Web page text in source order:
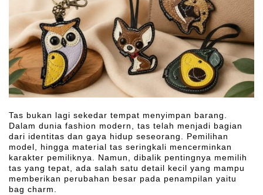
Tas bukan lagi sekedar tempat menyimpan barang.
Dalam dunia fashion modern, tas telah menjadi bagian
dari identitas dan gaya hidup seseorang. Pemilihan
model, hingga material tas seringkali mencerminkan
karakter pemiliknya. Namun, dibalik pentingnya memilih
tas yang tepat, ada salah satu detail kecil yang mampu
memberikan perubahan besar pada penampilan yaitu
bag charm.